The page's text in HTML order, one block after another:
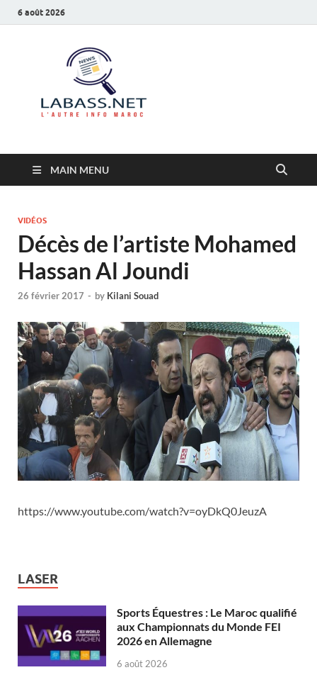
6 août 2026
MAIN MENU
VIDÉOS
Décès de l’artiste Mohamed
Hassan Al Joundi
26 février 2017 - by Kilani Souad
https://www.youtube.com/watch?v=oyDkQ0JeuzA
LASER
Sports Équestres : Le Maroc qualifié
aux Championnats du Monde FEI
2026 en Allemagne
6 août 2026